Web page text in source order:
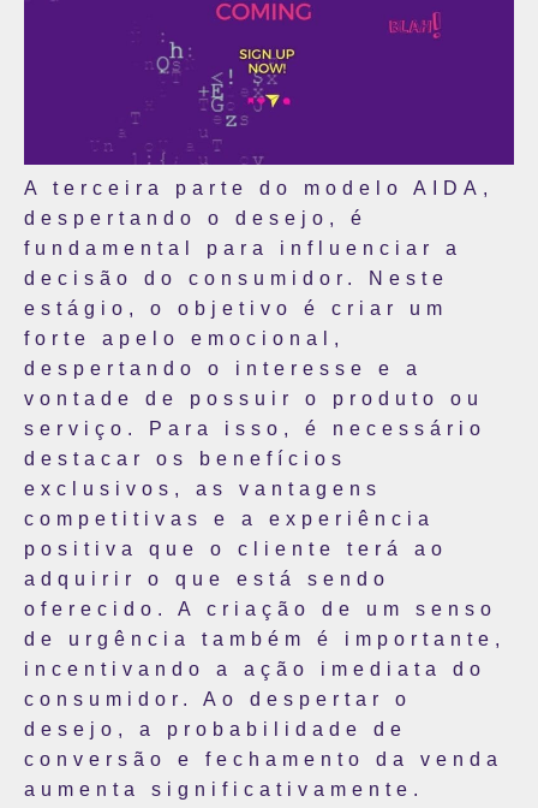
A terceira parte do modelo AIDA,
despertando o desejo, é
fundamental para influenciar a
decisão do consumidor. Neste
estágio, o objetivo é criar um
forte apelo emocional,
despertando o interesse e a
vontade de possuir o produto ou
serviço. Para isso, é necessário
destacar os benefícios
exclusivos, as vantagens
competitivas e a experiência
positiva que o cliente terá ao
adquirir o que está sendo
oferecido. A criação de um senso
de urgência também é importante,
incentivando a ação imediata do
consumidor. Ao despertar o
desejo, a probabilidade de
conversão e fechamento da venda
aumenta significativamente.